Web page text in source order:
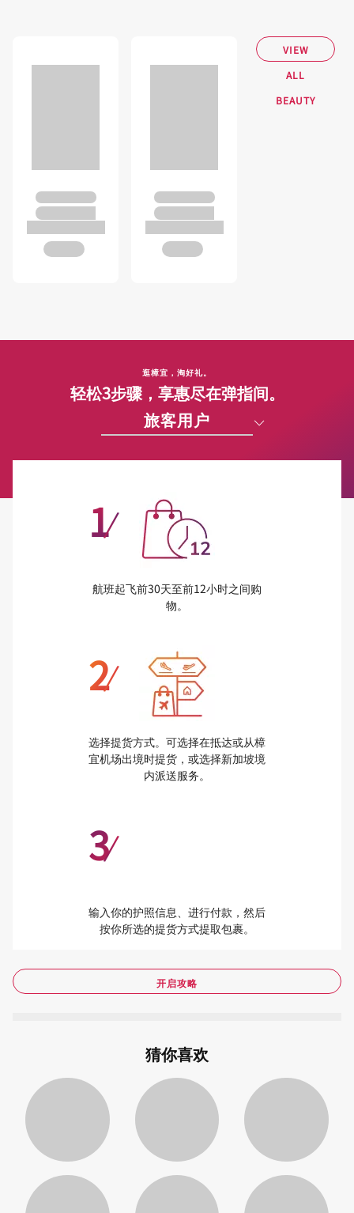
VIEW
ALL
BEAUTY
逛樟宜，淘好礼。
轻松3步骤，享惠尽在弹指间。
旅客用户
1/
航班起飞前30天至前12小时之间购
物。
2/
选择提货方式。可选择在抵达或从樟
宜机场出境时提货，或选择新加坡境
内派送服务。
3/
输入你的护照信息、进行付款，然后
按你所选的提货方式提取包裹。
开启攻略
猜你喜欢